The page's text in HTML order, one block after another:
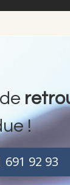
!
92 93